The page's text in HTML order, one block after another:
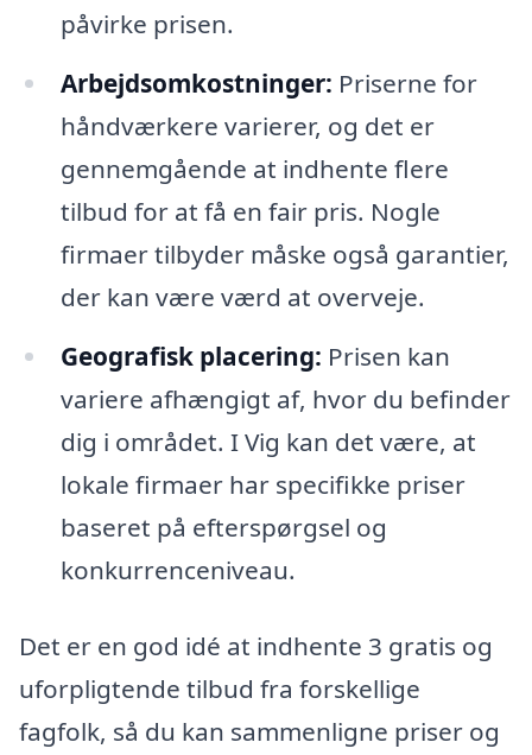
påvirke prisen.
Arbejdsomkostninger: Priserne for
håndværkere varierer, og det er
gennemgående at indhente flere
tilbud for at få en fair pris. Nogle
firmaer tilbyder måske også garantier,
der kan være værd at overveje.
Geografisk placering: Prisen kan
variere afhængigt af, hvor du befinder
dig i området. I Vig kan det være, at
lokale firmaer har specifikke priser
baseret på efterspørgsel og
konkurrenceniveau.
Det er en god idé at indhente 3 gratis og
uforpligtende tilbud fra forskellige
fagfolk, så du kan sammenligne priser og